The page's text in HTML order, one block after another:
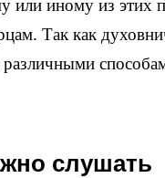
или иному из этих
Так как
слушать